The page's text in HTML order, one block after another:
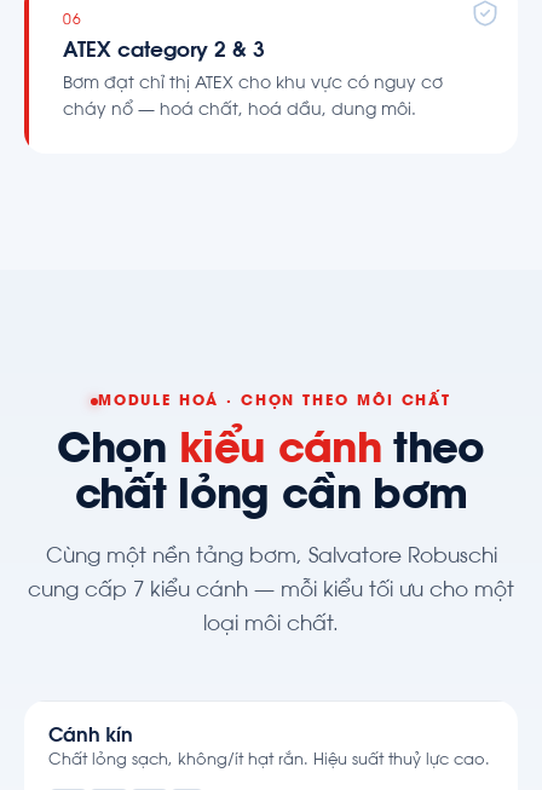
06
ATEX category 2 & 3
Bơm đạt chỉ thị ATEX cho khu vực có nguy cơ
cháy nổ — hoá chất, hoá dầu, dung môi.
MODULE HOÁ · CHỌN THEO MÔI CHẤT
Chọn kiểu cánhtheo
chất lỏng cần bơm
Cùng một nền tảng bơm, Salvatore Robuschi
cung cấp 7 kiểu cánh — mỗi kiểu tối ưu cho một
loại môi chất.
Cánh kín
Chất lỏng sạch, không/ít hạt rắn. Hiệu suất thuỷ lực cao.